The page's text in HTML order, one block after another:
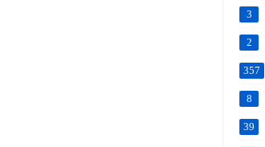
3
2
357
8
39